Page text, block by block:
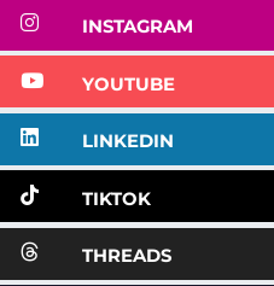
INSTAGRAM
YOUTUBE
LINKEDIN
TIKTOK
THREADS